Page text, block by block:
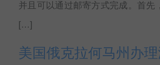
并且可以通过邮寄方式完成。首
[…]
美国俄克拉何马州办